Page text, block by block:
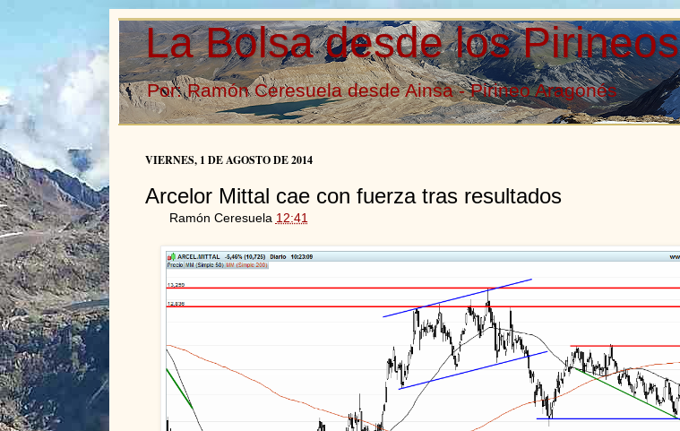
La Bolsa desde los Pirineos
Por: Ramón Ceresuela desde Ainsa - Pirineo Aragonés
VIERNES, 1 DE AGOSTO DE 2014
Arcelor Mittal cae con fuerza tras resultados
Ramón Ceresuela 12:41